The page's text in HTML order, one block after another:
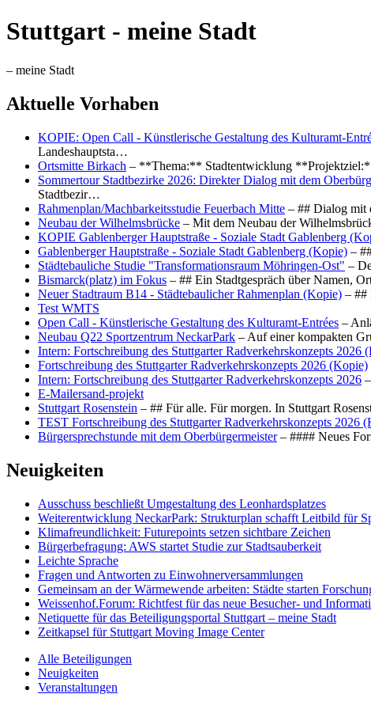
Stuttgart - meine Stadt
– meine Stadt
Aktuelle Vorhaben
KOPIE: Open Call - Künstlerische Gestaltung des Kulturamt-
Landeshauptsta…
Ortsmitte Birkach – **Thema:** Stadtentwicklung
Sommertour Stadtbezirke 2026: Direkter Dialog mit dem
Stadtbezir…
Rahmenplan/Machbarkeitsstudie Feuerbach Mitte – ## Dialog mit
Neubau der Wilhelmsbrücke – Mit dem Neubau der
KOPIE Gablenberger Hauptstraße - Soziale Stadt Gablenberg
Gablenberger Hauptstraße - Soziale Stadt Gablenberg (Kopie) –
Städtebauliche Studie "Transformationsraum Möhringen-Ost" –
Bismarck(platz) im Fokus – ## Ein Stadtgespräch über Namen,
Neuer Stadtraum B14 - Städtebaulicher Rahmenplan (Kopie) – ##
Test WMTS
Open Call - Künstlerische Gestaltung des Kulturamt-Entrées –
Neubau Q22 Sportzentrum NeckarPark – Auf einer kompakten
Intern: Fortschreibung des Stuttgarter Radverkehrskonzepts 2026
Fortschreibung des Stuttgarter Radverkehrskonzepts 2026 (Kopie)
Intern: Fortschreibung des Stuttgarter Radverkehrskonzepts 2026
E-Mailersand-projekt
Stuttgart Rosenstein – ## Für alle. Für morgen. In Stuttgart
TEST Fortschreibung des Stuttgarter Radverkehrskonzepts 2026
Bürgersprechstunde mit dem Oberbürgermeister– #### Neues
Neuigkeiten
Ausschuss beschließt Umgestaltung des Leonhards­platzes
Weiterentwicklung NeckarPark: Strukturplan schafft Leitbild für
Klimafreundlichkeit: Futurepoints setzen sichtbare Zeichen
Bürgerbefragung: AWS startet Studie zur Stadtsauberkeit
Leichte Sprache
Fragen und Antworten zu Einwohnerversammlungen
Gemeinsam an der Wärmewende arbeiten: Städte starten
Weissenhof.Forum: Richtfest für das neue Besucher- und
Netiquette für das Beteiligungsportal Stuttgart – meine Stadt
Zeitkapsel für Stuttgart Moving Image Center
Alle Beteiligungen
Neuigkeiten
Veranstaltungen